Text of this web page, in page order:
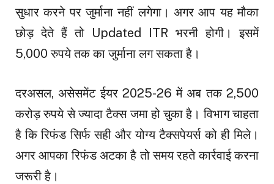
सुधार करने पर जुर्माना नहीं लगेगा। अगर आप यह मौका
छोड़ देते हैं तो Updated ITR भरनी होगी। इसमें
5,000 रुपये तक का जुर्माना लग सकता है।
दरअसल, असेसमेंट ईयर 2025-26 में अब तक 2,500
करोड़ रुपये से ज्यादा टैक्स जमा हो चुका है। विभाग चाहता
है कि रिफंड सिर्फ सही और योग्य टैक्सपेयर्स को ही मिले।
अगर आपका रिफंड अटका है तो समय रहते कार्रवाई करना
जरूरी है।